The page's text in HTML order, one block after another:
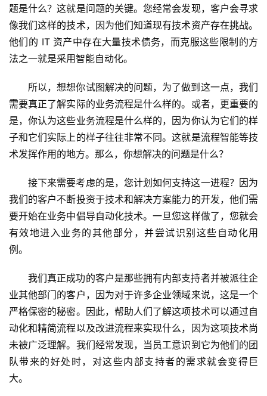
题是什么？这就是问题的关键。您经常会发现，客户会寻求
像我们这样的技术，因为他们知道现有技术资产存在挑战。
他们的 IT 资产中存在大量技术债务，而克服这些限制的方
法之一就是采用智能自动化。
所以，想想你试图解决的问题，为了做到这一点，我们
需要真正了解实际的业务流程是什么样的。或者，更重要的
是，你认为这些业务流程是什么样的，因为你认为它们的样
子和它们实际上的样子往往非常不同。这就是流程智能等技
术发挥作用的地方。那么，你想解决的问题是什么？
接下来需要考虑的是，您计划如何支持这一进程？因为
我们的客户不断投资于技术和解决方案能力的开发，他们需
要开始在业务中倡导自动化技术。一旦您这样做了，您就会
有效地进入业务的其他部分，并尝试识别这些自动化用
例。
我们真正成功的客户是那些拥有内部支持者并被派往企
业其他部门的客户，因为对于许多企业领域来说，这是一个
严格保密的秘密。因此，帮助人们了解这项技术可以通过自
动化和精简流程以及改进流程来实现什么，因为这项技术尚
未被广泛理解。我们经常发现，当员工意识到它为他们的团
队带来的好处时，对这些内部支持者的需求就会变得巨
大。